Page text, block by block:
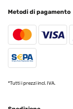
richtig
ist er auch
macht auch
Solarpaneel so
bekommt. Ich
einem anderen
schon drauf,
Amazon-Benutzer
Metodi di pagamento
*Tutti i prezzi incl. IVA.